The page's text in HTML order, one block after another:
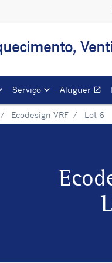
Serviço Aluguer open_in_new
Ecodesign VRF Lot 6